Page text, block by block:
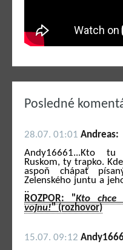
Posledné
28.07. 01:01 Andreas:
Andy16661...Kto
Ruskom, ty trapko.
aspoň chápať
Zelenského juntu a
..
ROZPOR: "Kto chce
vojnu!" (rozhovor)
15.07. 09:12